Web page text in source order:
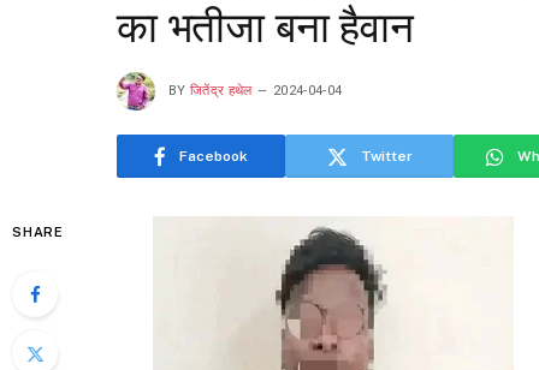
का भतीजा बना हैवान
BY जितेंद्र हथेल 2024-04-04
Facebook Twitter
SHARE